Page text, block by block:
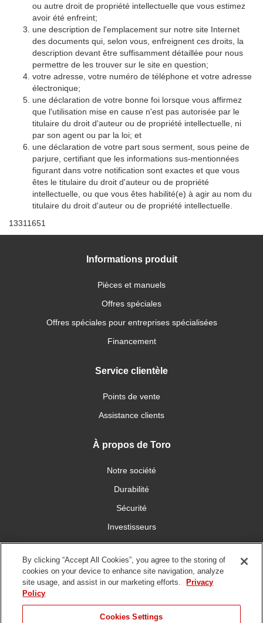
ou autre droit de propriété intellectuelle que vous estimez
avoir été enfreint;
une description de l'emplacement sur notre site Internet
des documents qui, selon vous, enfreignent ces droits, la
description devant être suffisamment détaillée pour nous
permettre de les trouver sur le site en question;
votre adresse, votre numéro de téléphone et votre adresse
électronique;
une déclaration de votre bonne foi lorsque vous affirmez
que l'utilisation mise en cause n'est pas autorisée par le
titulaire du droit d'auteur ou de propriété intellectuelle, ni
par son agent ou par la loi; et
une déclaration de votre part sous serment, sous peine de
parjure, certifiant que les informations sus-mentionnées
figurant dans votre notification sont exactes et que vous
êtes le titulaire du droit d'auteur ou de propriété
intellectuelle, ou que vous êtes habilité(e) à agir au nom du
titulaire du droit d'auteur ou de propriété intellectuelle.
13311651
Informations produit
Pièces et manuels
Offres spéciales
Offres spéciales pour entreprises spécialisées
Financement
Service clientèle
Points de vente
Assistance clients
À propos de Toro
Notre société
Durabilité
Sécurité
Investisseurs
Carrières
Communiquez avec nous
By clicking “Accept All Cookies”, you agree to the storing of
cookies on your device to enhance site navigation, analyze
site usage, and assist in our marketing efforts.
Privacy
Policy
Cookies Settings